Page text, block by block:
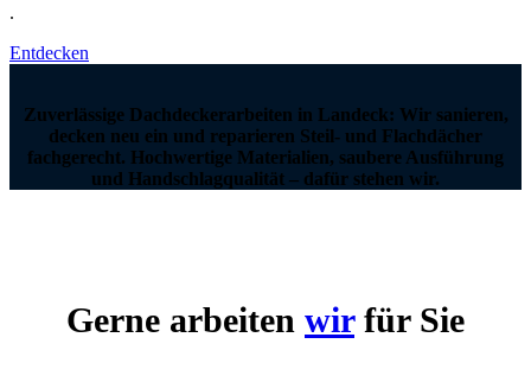
.
Entdecken
Zuverlässige Dachdeckerarbeiten in Landeck: Wir sanieren,
decken neu ein und reparieren Steil- und Flachdächer
fachgerecht. Hochwertige Materialien, saubere Ausführung
und Handschlagqualität – dafür stehen wir.
Gerne arbeiten wirfür Sie